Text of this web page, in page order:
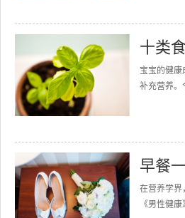
十类
宝宝的健
补充营养。
早餐
在营养学界
《男性健